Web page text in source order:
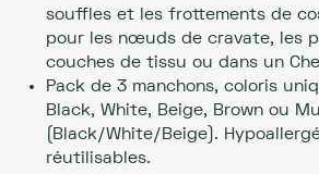
souffles et les frottements de
pour les nœuds de cravate, les
couches de tissu ou dans un
Pack de 3 manchons, coloris
Black, White, Beige, Brown ou
(Black/White/Beige).
réutilisables.